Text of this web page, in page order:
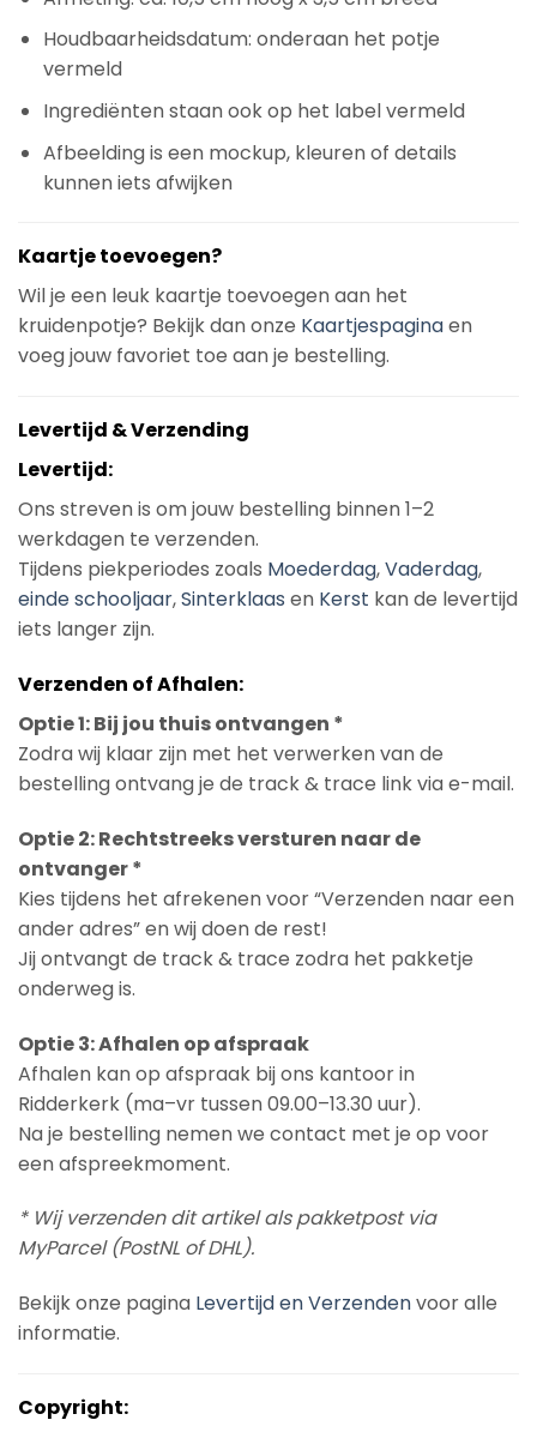
Houdbaarheidsdatum: onderaan het potje
vermeld
Ingrediënten staan ook op het label vermeld
Afbeelding is een mockup, kleuren of details
kunnen iets afwijken
Kaartje toevoegen?
Wil je een leuk kaartje toevoegen aan het
kruidenpotje? Bekijk dan onze Kaartjespaginaen
voeg jouw favoriet toe aan je bestelling.
Levertijd & Verzending
Levertijd:
Ons streven is om jouw bestelling binnen 1–2
werkdagen te verzenden.
Tijdens piekperiodes zoals Moederdag,Vaderdag,
einde schooljaar,Sinterklaas en Kerst kan de levertijd
iets langer zijn.
Verzenden of Afhalen:
Optie 1: Bij jou thuis ontvangen *
Zodra wij klaar zijn met het verwerken van de
bestelling ontvang je de track & trace link via e-mail.
Optie 2: Rechtstreeks versturen naar de
ontvanger *
Kies tijdens het afrekenen voor “Verzenden naar een
ander adres” en wij doen de rest!
Jij ontvangt de track & trace zodra het pakketje
onderweg is.
Optie 3: Afhalen op afspraak
Afhalen kan op afspraak bij ons kantoor in
Ridderkerk (ma–vr tussen 09.00–13.30 uur).
Na je bestelling nemen we contact met je op voor
een afspreekmoment.
* Wij verzenden dit artikel als pakketpost via
MyParcel (PostNL of DHL).
Bekijk onze pagina Levertijd en Verzendenvoor alle
informatie.
Copyright: